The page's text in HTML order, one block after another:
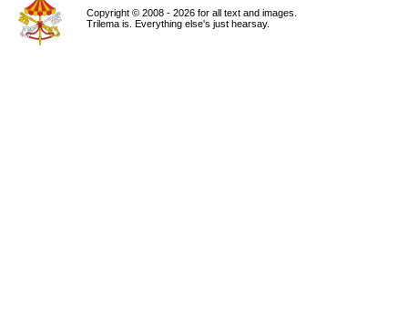
Copyright © 2008 - 2026 for all text and images.
Trilema is. Everything else's just hearsay.